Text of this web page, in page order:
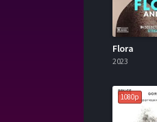
Flora
2023
1080p